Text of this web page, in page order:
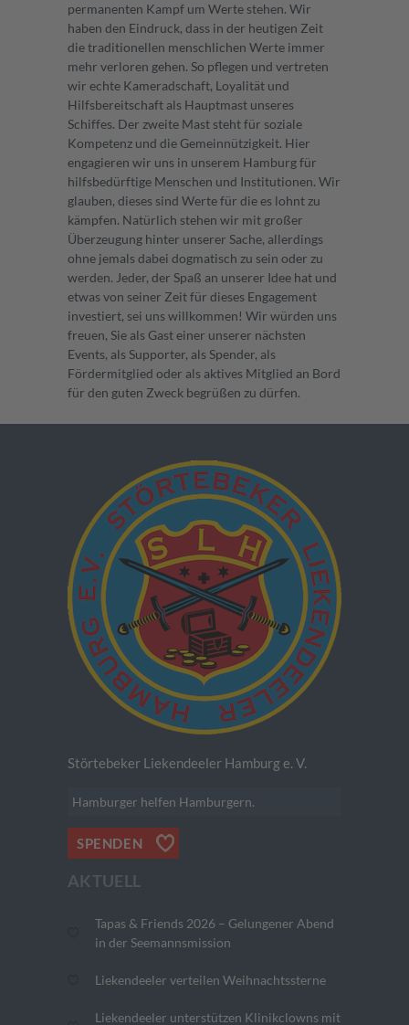
permanenten Kampf um Werte stehen. Wir
haben den Eindruck, dass in der heutigen Zeit
die traditionellen menschlichen Werte immer
mehr verloren gehen. So pflegen und vertreten
wir echte Kameradschaft, Loyalität und
Hilfsbereitschaft als Hauptmast unseres
Schiffes. Der zweite Mast steht für soziale
Kompetenz und die Gemeinnützigkeit. Hier
engagieren wir uns in unserem Hamburg für
hilfsbedürftige Menschen und Institutionen. Wir
glauben, dieses sind Werte für die es lohnt zu
kämpfen. Natürlich stehen wir mit großer
Überzeugung hinter unserer Sache, allerdings
ohne jemals dabei dogmatisch zu sein oder zu
werden. Jeder, der Spaß an unserer Idee hat und
etwas von seiner Zeit für dieses Engagement
investiert, sei uns willkommen! Wir würden uns
freuen, Sie als Gast einer unserer nächsten
Events, als Supporter, als Spender, als
Fördermitglied oder als aktives Mitglied an Bord
für den guten Zweck begrüßen zu dürfen.
Störtebeker Liekendeeler Hamburg e. V.
Hamburger helfen Hamburgern.
SPENDEN
AKTUELL
Tapas & Friends 2026 – Gelungener Abend
in der Seemannsmission
Liekendeeler verteilen Weihnachtssterne
Liekendeeler unterstützen Klinikclowns mit